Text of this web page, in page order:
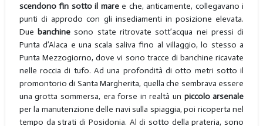
scendono fin sotto il maree che, anticamente, collegavano i
punti di approdo con gli insediamenti in posizione elevata.
Duebanchine sono state ritrovate sott’acqua nei pressi di
Punta d’Alaca e una scala saliva fino al villaggio, lo stesso a
Punta Mezzogiorno, dove vi sono tracce di banchine ricavate
nelle roccia di tufo. Ad una profondità di otto metri sotto il
promontorio di Santa Margherita, quella che sembrava essere
una grotta sommersa, era forse in realtà un piccolo arsenale
per la manutenzione delle navi sulla spiaggia, poi ricoperta nel
tempo da strati di Posidonia. Al di sotto della prateria, sono